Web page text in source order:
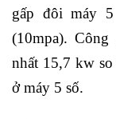
gấp đôi máy
(10mpa).
nhất 15,7 kw
ở máy 5 số.